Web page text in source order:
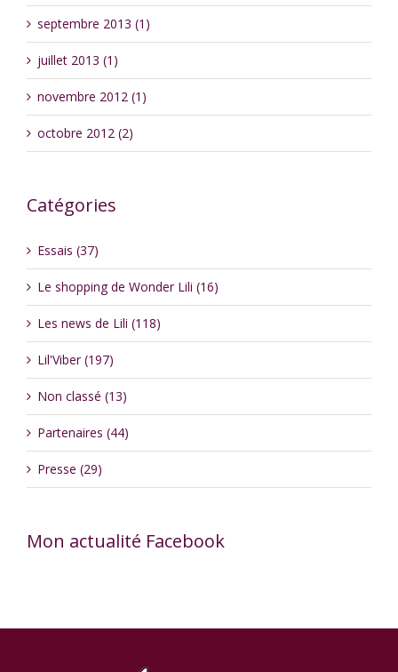
septembre 2013 (1)
juillet 2013 (1)
novembre 2012 (1)
octobre 2012 (2)
Catégories
Essais (37)
Le shopping de Wonder Lili (16)
Les news de Lili (118)
Lil'Viber (197)
Non classé (13)
Partenaires (44)
Presse (29)
Mon actualité Facebook